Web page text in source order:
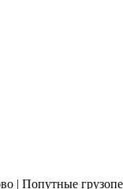
| Попутные